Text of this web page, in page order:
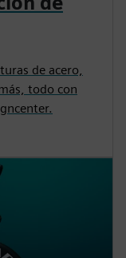
de acero,
todo con